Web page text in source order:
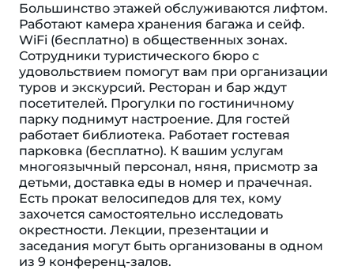
Большинство этажей обслуживаются лифтом.
Работают камера хранения багажа и сейф.
WiFi (бесплатно) в общественных зонах.
Сотрудники туристического бюро с
удовольствием помогут вам при организации
туров и экскурсий. Ресторан и бар ждут
посетителей. Прогулки по гостиничному
парку поднимут настроение. Для гостей
работает библиотека. Работает гостевая
парковка (бесплатно). К вашим услугам
многоязычный персонал, няня, присмотр за
детьми, доставка еды в номер и прачечная.
Есть прокат велосипедов для тех, кому
захочется самостоятельно исследовать
окрестности. Лекции, презентации и
заседания могут быть организованы в одном
из 9 конференц-залов.